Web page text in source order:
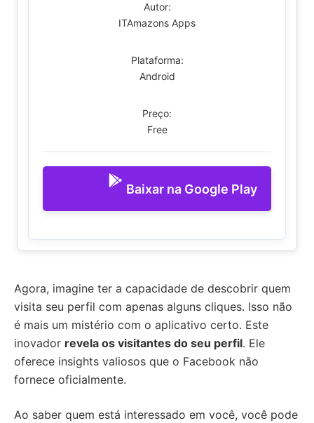
Autor:
ITAmazons Apps
Plataforma:
Android
Preço:
Free
Baixar na Google Play
Agora, imagine ter a capacidade de descobrir quem
visita seu perfil com apenas alguns cliques. Isso não
é mais um mistério com o aplicativo certo. Este
inovador revela os visitantes do seu perfil. Ele
oferece insights valiosos que o Facebook não
fornece oficialmente.
Ao saber quem está interessado em você, você pode